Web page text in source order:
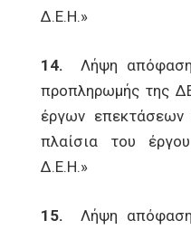
Δ.Ε.Η.»
14.Λήψη
προπληρωμής της
έργων
πλαίσια του
Δ.Ε.Η.»
15.
Λήψη